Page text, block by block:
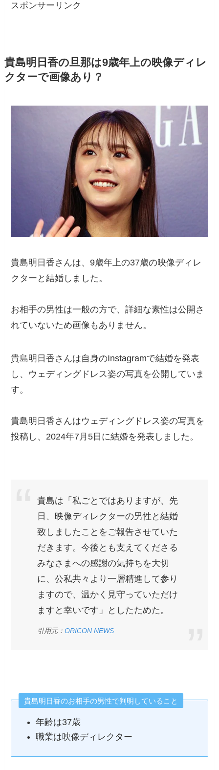
スポンサーリンク
貴島明日香の旦那は9歳年上の映像ディレ
クターで画像あり？
貴島明日香さんは、9歳年上の37歳の映像ディレ
クターと結婚しました。
お相手の男性は一般の方で、詳細な素性は公開さ
れていないため画像もありません。
貴島明日香さんは自身のInstagramで結婚を発表
し、ウェディングドレス姿の写真を公開していま
す。
貴島明日香さんはウェディングドレス姿の写真を
投稿し、2024年7月5日に結婚を発表しました。
貴島は「私ごとではありますが、先
日、映像ディレクターの男性と結婚
致しましたことをご報告させていた
だきます。今後とも支えてくださる
みなさまへの感謝の気持ちを大切
に、公私共々より一層精進して参り
ますので、温かく見守っていただけ
ますと幸いです」としたためた。
引用元：ORICON NEWS
貴島明日香のお相手の男性で判明していること
年齢は37歳
職業は映像ディレクター